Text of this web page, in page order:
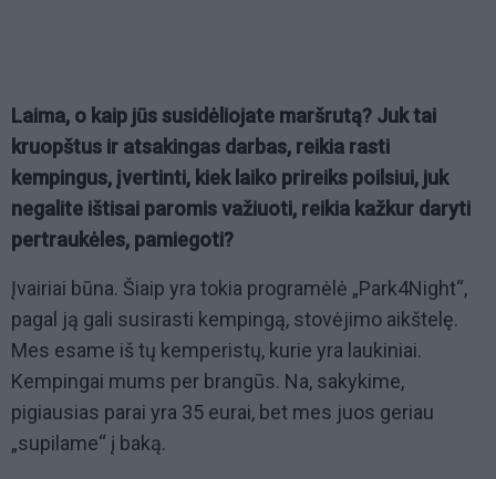
Laima, o kaip jūs susidėliojate maršrutą? Juk tai
kruopštus ir atsakingas darbas, reikia rasti
kempingus, įvertinti, kiek laiko prireiks poilsiui, juk
negalite ištisai paromis važiuoti, reikia kažkur daryti
pertraukėles, pamiegoti?
Įvairiai būna. Šiaip yra tokia programėlė „Park4Night“,
pagal ją gali susirasti kempingą, stovėjimo aikštelę.
Mes esame iš tų kemperistų, kurie yra laukiniai.
Kempingai mums per brangūs. Na, sakykime,
pigiausias parai yra 35 eurai, bet mes juos geriau
„supilame“ į baką.